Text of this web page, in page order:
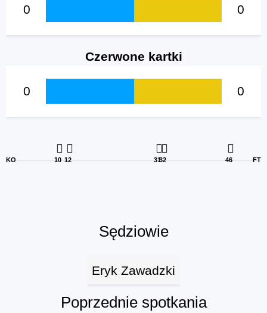
0 0
Czerwone kartki
0 0
KO 10 12 3132 46 FT
Sędziowie
Eryk Zawadzki
Poprzednie spotkania